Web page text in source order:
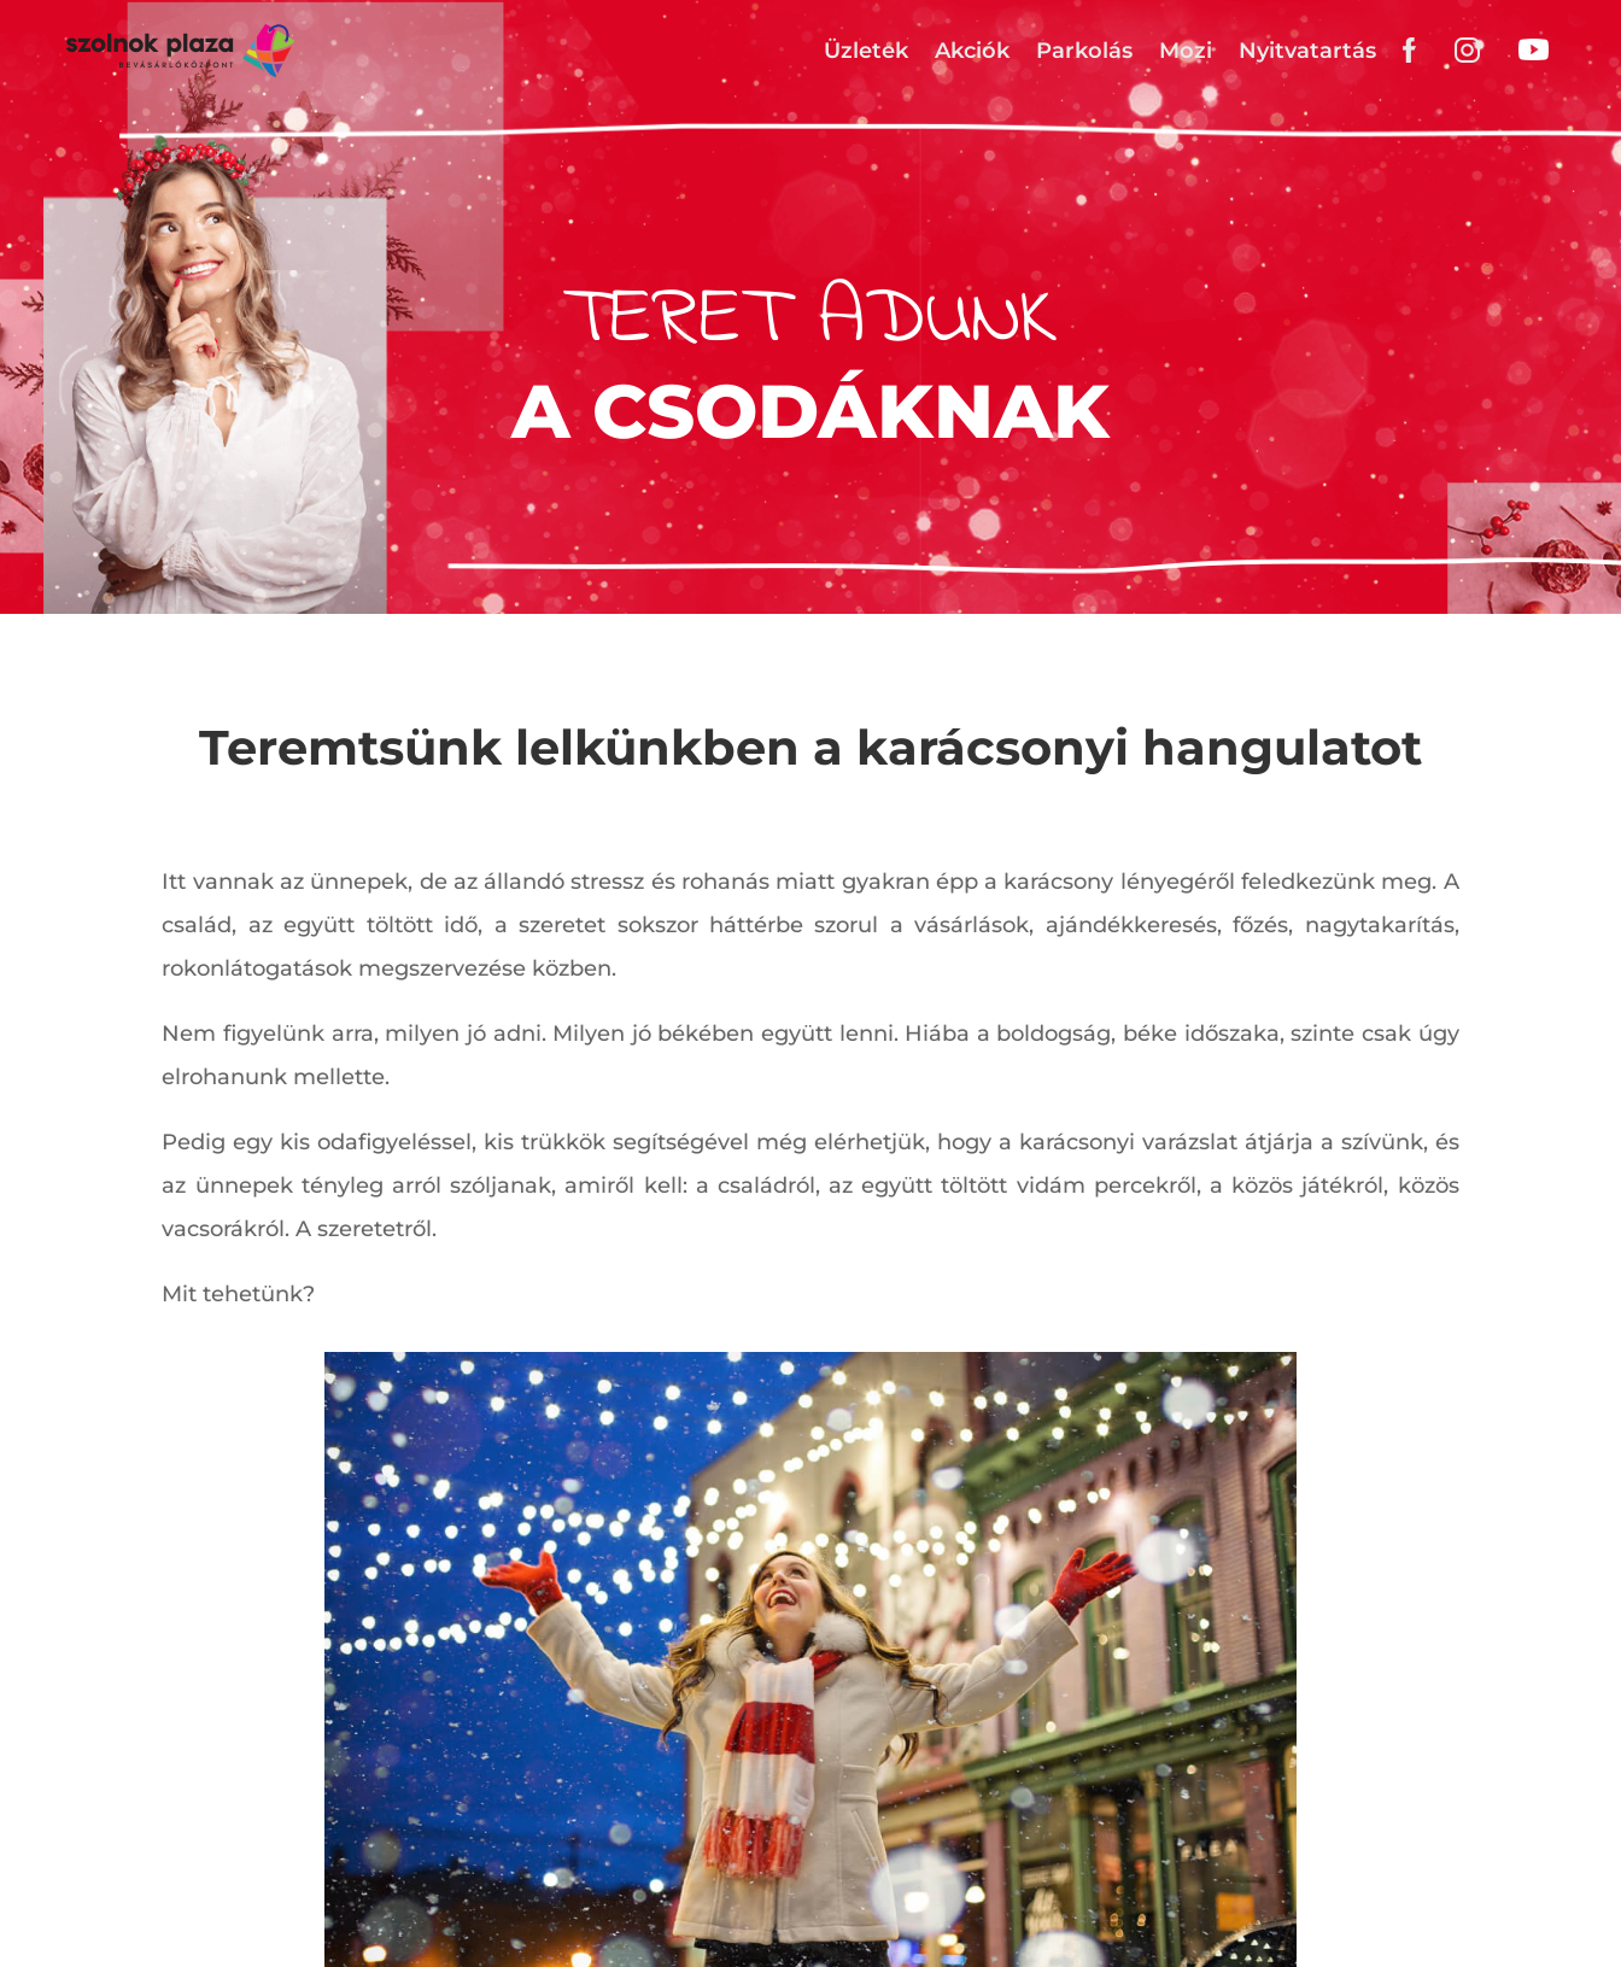
Üzletek Akciók Parkolás Mozi Nyitvatartás
TERET ADUNK
A CSODÁKNAK
Teremtsünk lelkünkben a karácsonyi hangulatot
Itt vannak az ünnepek, de az állandó stressz és rohanás miatt gyakran épp a karácsony lényegéről feledkezünk meg. A
család, az együtt töltött idő, a szeretet sokszor háttérbe szorul a vásárlások, ajándékkeresés, főzés, nagytakarítás,
rokonlátogatások megszervezése közben.
Nem figyelünk arra, milyen jó adni. Milyen jó békében együtt lenni. Hiába a boldogság, béke időszaka, szinte csak úgy
elrohanunk mellette.
Pedig egy kis odafigyeléssel, kis trükkök segítségével még elérhetjük, hogy a karácsonyi varázslat átjárja a szívünk, és
az ünnepek tényleg arról szóljanak, amiről kell: a családról, az együtt töltött vidám percekről, a közös játékról, közös
vacsorákról. A szeretetről.
Mit tehetünk?